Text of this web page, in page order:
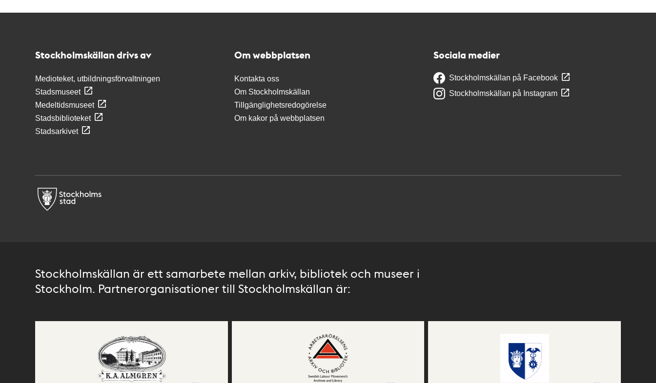
Stockholmskällan drivs av
Medioteket, utbildningsförvaltningen
Stadsmuseet
Medeltidsmuseet
Stadsbiblioteket
Stadsarkivet
Om webbplatsen
Kontakta oss
Om Stockholmskällan
Tillgänglighetsredogörelse
Om kakor på webbplatsen
Sociala medier
Stockholmskällan på Facebook
Stockholmskällan på Instagram
Stockholmskällan är ett samarbete mellan arkiv, bibliotek och museer i
Stockholm. Partnerorganisationer till Stockholmskällan är: